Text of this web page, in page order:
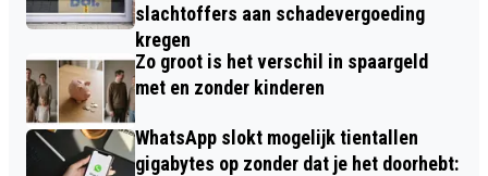
slachtoffers aan schadevergoeding
kregen
Zo groot is het verschil in spaargeld
met en zonder kinderen
WhatsApp slokt mogelijk tientallen
gigabytes op zonder dat je het doorhebt: